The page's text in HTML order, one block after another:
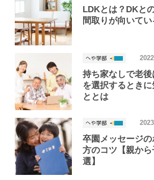
LDKとは？DKと
間取りが向いて
持ち家なしで老
を選択するとき
ととは
卒園メッセージ
方のコツ【親か
選】